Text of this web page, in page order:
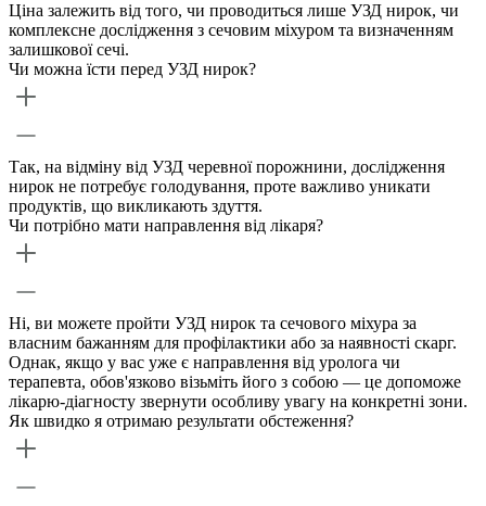
Ціна залежить від того, чи проводиться лише УЗД нирок, чи
комплексне дослідження з сечовим міхуром та визначенням
залишкової сечі.
Чи можна їсти перед УЗД нирок?
Так, на відміну від УЗД черевної порожнини, дослідження
нирок не потребує голодування, проте важливо уникати
продуктів, що викликають здуття.
Чи потрібно мати направлення від лікаря?
Ні, ви можете пройти УЗД нирок та сечового міхура за
власним бажанням для профілактики або за наявності скарг.
Однак, якщо у вас уже є направлення від уролога чи
терапевта, обов'язково візьміть його з собою — це допоможе
лікарю-діагносту звернути особливу увагу на конкретні зони.
Як швидко я отримаю результати обстеження?